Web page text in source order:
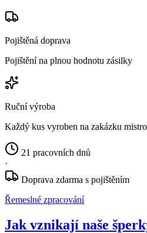
Pojištěná doprava
Pojištění na plnou hodnotu zásilky
Ruční výroba
Každý kus vyroben na zakázku
21 pracovních dnů
·
Doprava zdarma s pojištěním
Řemeslné zpracování
Jak vznikají naše